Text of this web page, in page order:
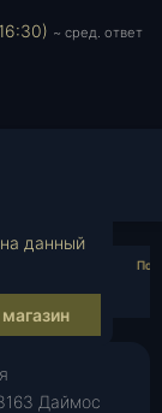
~ сред. ответ
данный
Даймос